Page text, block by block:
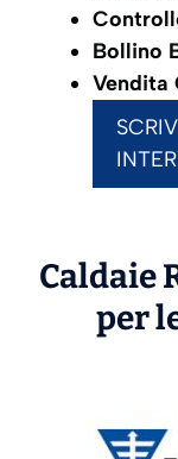
Bollino
Vendita
Caldaie
per